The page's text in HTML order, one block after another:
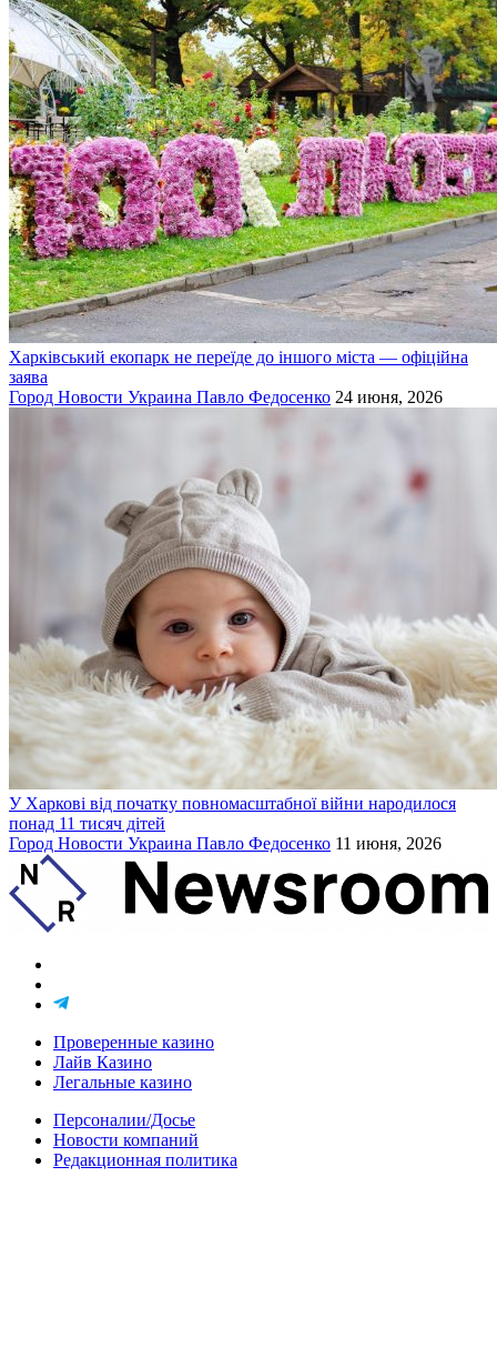
Харківський екопарк не переїде до іншого міста — офіційна
заява
Город Новости Украина Павло Федосенко 24 июня, 2026
У Харкові від початку повномасштабної війни народилося
понад 11 тисяч дітей
Город Новости Украина Павло Федосенко 11 июня, 2026
Проверенные казино
Лайв Казино
Легальные казино
Персоналии/Досье
Новости компаний
Редакционная политика